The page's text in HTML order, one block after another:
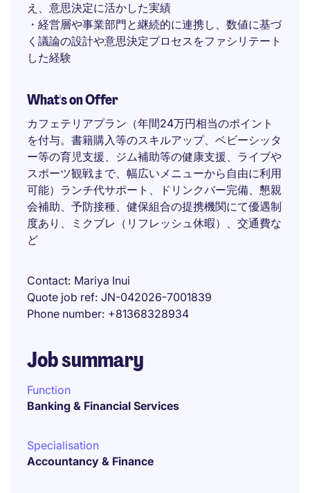
え、意思決定に活かした実績
・経営層や事業部門と継続的に連携し、数値に基づ
く議論の設計や意思決定プロセスをファシリテート
した経験
What's on Offer
カフェテリアプラン（年間24万円相当のポイント
を付与。書籍購入等のスキルアップ、ベビーシッタ
ー等の育児支援、ジム補助等の健康支援、ライブや
スポーツ観戦まで、幅広いメニューから自由に利用
可能）ランチ代サポート、ドリンクバー完備、懇親
会補助、予防接種、健保組合の提携機関にて優遇制
度あり、ミクブレ（リフレッシュ休暇）、交通費な
ど
Contact Mariya Inui
Quote job ref JN-042026-7001839
Phone number +81368328934
Job summary
Function
Banking & Financial Services
Specialisation
Accountancy & Finance